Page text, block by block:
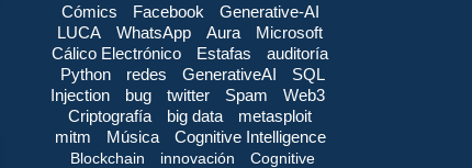
Cómics
Facebook
Generative-AI
LUCA
WhatsApp Aura
Microsoft
Cálico Electrónico
Estafas
auditoría
Python
redes GenerativeAI
SQL
Injection
bug twitter Spam
Web3
Criptografía
big data
metasploit
mitm
Música Cognitive Intelligence
Blockchain innovación
Cognitive